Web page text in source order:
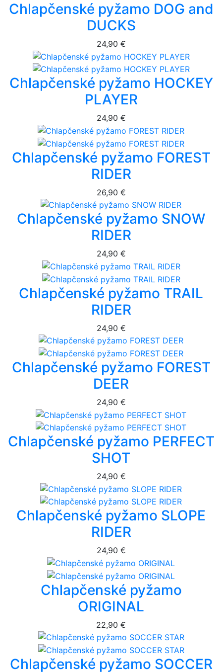
Chlapčenské pyžamo DOG and
DUCKS
24,90 €
Chlapčenské pyžamo HOCKEY
PLAYER
24,90 €
Chlapčenské pyžamo FOREST
RIDER
26,90 €
Chlapčenské pyžamo SNOW
RIDER
24,90 €
Chlapčenské pyžamo TRAIL
RIDER
24,90 €
Chlapčenské pyžamo FOREST
DEER
24,90 €
Chlapčenské pyžamo PERFECT
SHOT
24,90 €
Chlapčenské pyžamo SLOPE
RIDER
24,90 €
Chlapčenské pyžamo
ORIGINAL
22,90 €
Chlapčenské pyžamo SOCCER